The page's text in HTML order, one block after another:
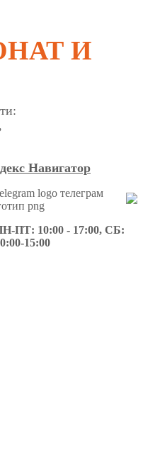
И
Навигатор
ПТ: 10:00 - 17:00, СБ:
15:00